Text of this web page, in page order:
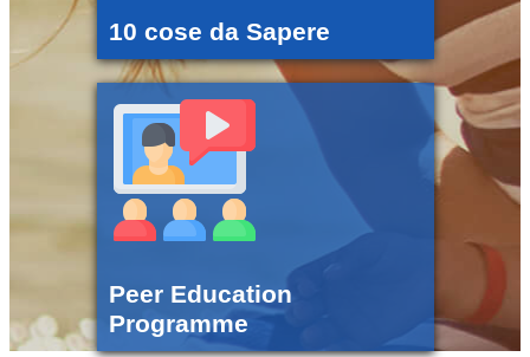
10 cose da Sapere
Peer Education
Programme